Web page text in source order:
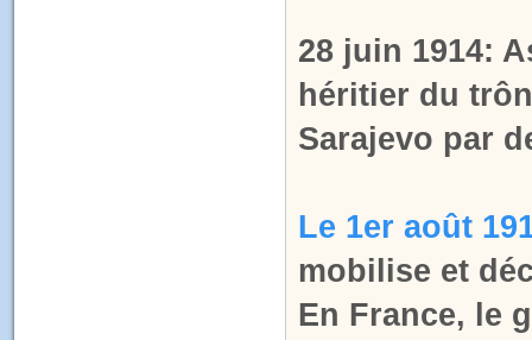
28 juin 1914:
héritier du
Sarajevo par
Le 1er août
mobilise et
En France, le